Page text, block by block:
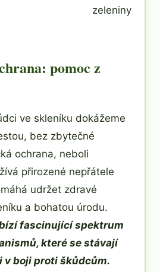
zeleniny
pomoc z
ve skleníku dokážeme
bez zbytečné
ochrana, neboli
přirozené nepřátele
udržet zdravé
a bohatou úrodu.
fascinující spektrum
které se stávají
v boji proti škůdcům.